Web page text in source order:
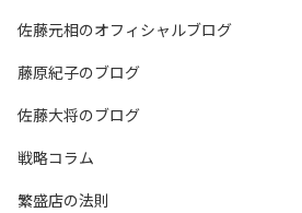
佐藤元相のオフィシャルブログ
藤原紀子のブログ
佐藤大将のブログ
戦略コラム
繁盛店の法則